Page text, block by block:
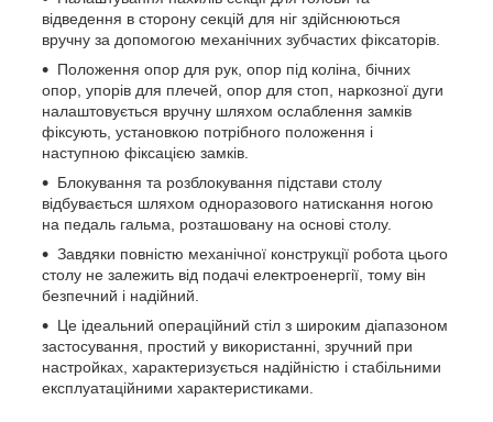
відведення в сторону секцій для ніг здійснюються
вручну за допомогою механічних зубчастих фіксаторів.
Положення опор для рук, опор під коліна, бічних
опор, упорів для плечей, опор для стоп, наркозної дуги
налаштовується вручну шляхом ослаблення замків
фіксують, установкою потрібного положення і
наступною фіксацією замків.
Блокування та розблокування підстави столу
відбувається шляхом одноразового натискання ногою
на педаль гальма, розташовану на основі столу.
Завдяки повністю механічної конструкції робота цього
столу не залежить від подачі електроенергії, тому він
безпечний і надійний.
Це ідеальний операційний стіл з широким діапазоном
застосування, простий у використанні, зручний при
настройках, характеризується надійністю і стабільними
експлуатаційними характеристиками.